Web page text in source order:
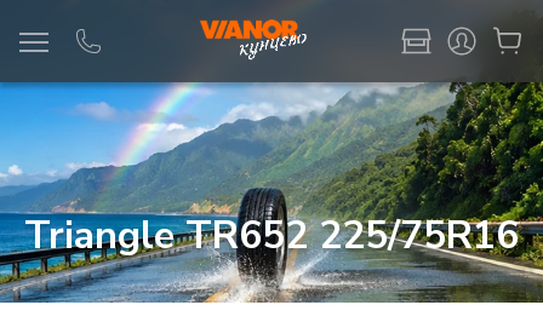
Triangle TR652 225/75R16
Информация Фото товара